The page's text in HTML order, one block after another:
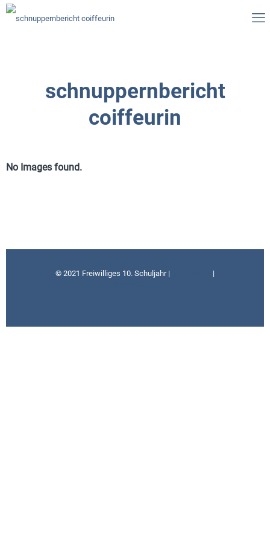
schnuppernbericht
coiffeurin
No Images found.
© 2021 Freiwilliges 10. Schuljahr |
|